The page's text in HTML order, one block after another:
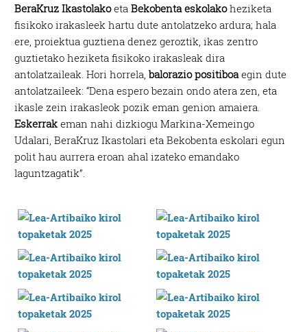
BeraKruz IkastolakoetaBekobenta eskolakoheziketa
fisikoko irakasleek hartu dute antolatzeko ardura; hala
ere, proiektua guztiena denez geroztik, ikas zentro
guztietako heziketa fisikoko irakasleak dira
antolatzaileak. Hori horrela,balorazio positiboaegin dute
antolatzaileek: “Dena espero bezain ondo atera zen, eta
ikasle zein irakasleok pozik eman genion amaiera.
Eskerrak eman nahi dizkiogu Markina-Xemeingo
Udalari, BeraKruz Ikastolari eta Bekobenta eskolari egun
polit hau aurrera eroan ahal izateko emandako
laguntzagatik”.